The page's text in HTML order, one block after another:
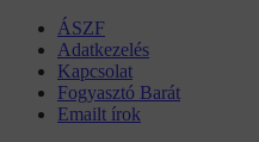
ÁSZF
Adatkezelés
Kapcsolat
Fogyasztó Barát
Emailt írok